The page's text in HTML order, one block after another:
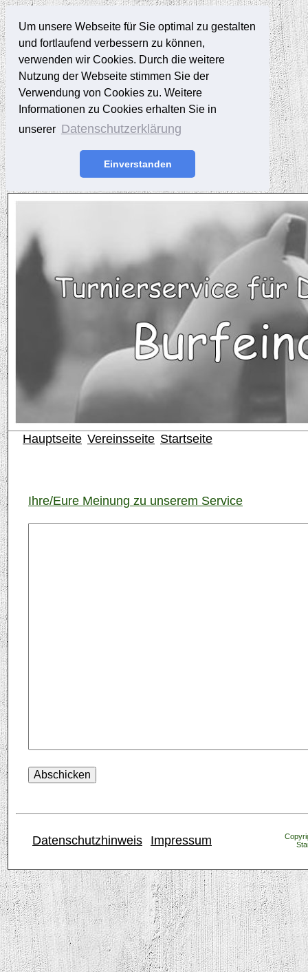
Um unsere Webseite für Sie optimal zu gestalten
und fortlaufend verbessern zu können,
verwenden wir Cookies. Durch die weitere
Nutzung der Webseite stimmen Sie der
Verwendung von Cookies zu. Weitere
Informationen zu Cookies erhalten Sie in
unserer Datenschutzerklärung
Einverstanden
Hauptseite Vereinsseite Startseite
Ihre/Eure Meinung zu unserem Service
Datenschutzhinweis Impressum